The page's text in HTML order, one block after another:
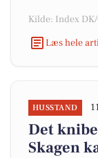
Kilde: Index
Læs hele
HUSSTAND
Det
Skagen